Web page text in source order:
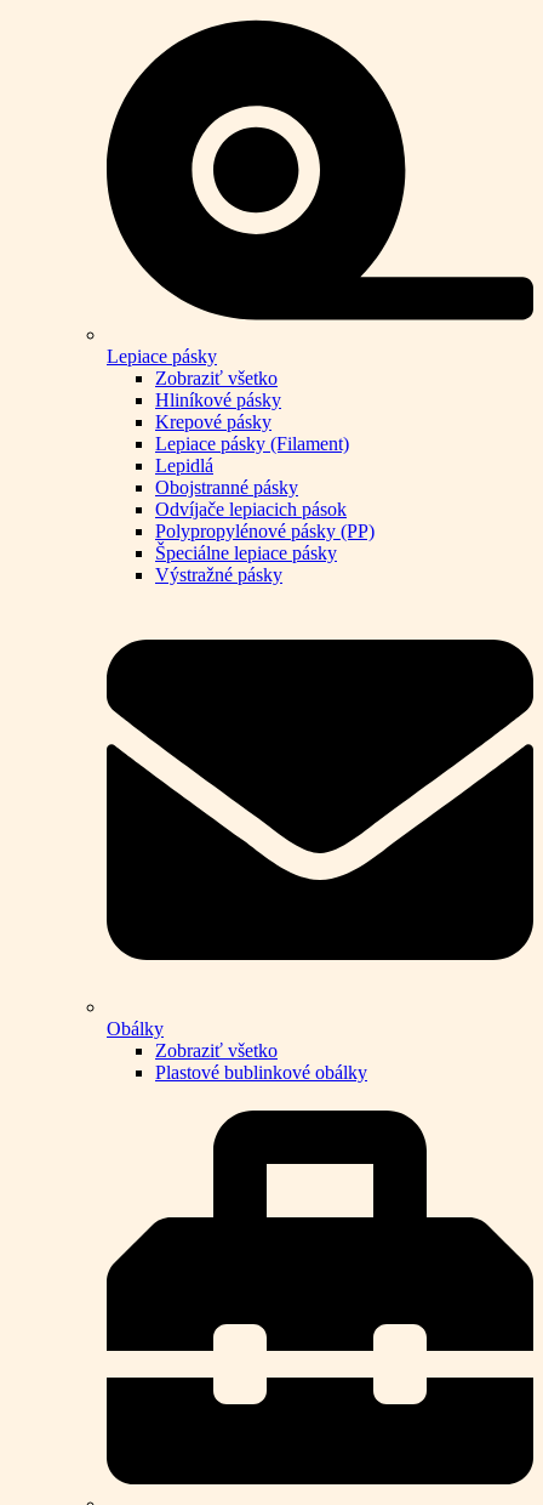
Lepiace pásky
Zobraziť všetko
Hliníkové pásky
Krepové pásky
Lepiace pásky (Filament)
Lepidlá
Obojstranné pásky
Odvíjače lepiacich pások
Polypropylénové pásky (PP)
Špeciálne lepiace pásky
Výstražné pásky
Obálky
Zobraziť všetko
Plastové bublinkové obálky